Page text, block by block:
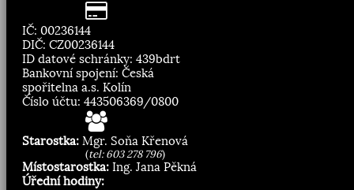
IČ: 00236144
DIČ: CZ00236144
ID datové schránky: 439bdrt
Bankovní spojení: Česká
spořitelna a.s. Kolín
Číslo účtu: 443506369/0800
Starostka: Mgr. Soňa Křenová
(tel: 603 278 796)
Místostarostka: Ing. Jana Pěkná
Úřední hodiny: